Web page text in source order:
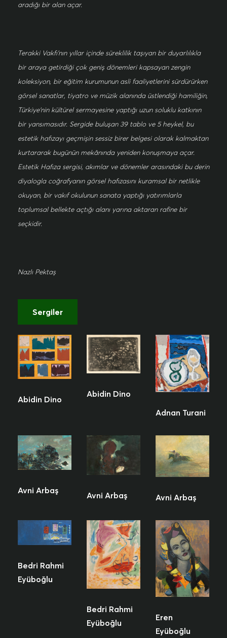
aradığı bir alan açar.
Terakki Vakfı’nın yıllar içinde süreklilik taşıyan bir duyarlılıkla
bir araya getirdiği çok geniş dönemleri kapsayan zengin
koleksiyon, bir eğitim kurumunun asli faaliyetlerini sürdürürken
görsel sanatlar, tiyatro ve müzik alanında üstlendiği hamiliğin,
Türkiye’nin kültürel sermayesine yaptığı uzun soluklu katkının
bir yansımasıdır. Sergide buluşan 39 tablo ve 5 heykel, bu
estetik hafızayı geçmişin sessiz birer belgesi olarak kalmaktan
kurtararak bugünün mekânında yeniden konuşmaya açar.
Estetik Hafıza sergisi, akımlar ve dönemler arasındaki bu derin
diyalogla coğrafyanın görsel hafızasını kuramsal bir netlikle
okuyan, bir vakıf okulunun sanata yaptığı yatırımlarla
toplumsal bellekte açtığı alanı yarına aktaran rafine bir
seçkidir.
Nazlı Pektaş
Sergiler
Abidin Dino
Abidin Dino
Adnan Turani
Avni Arbaş
Avni Arbaş Avni Arbaş
Bedri Rahmi
Eyüboğlu
Bedri Rahmi
Eyüboğlu
Eren
Eyüboğlu